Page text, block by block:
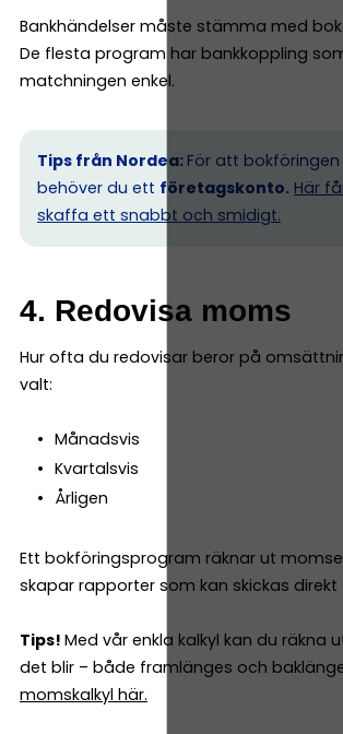
Bankhändelser måste stämma med
De flesta program har bankkoppling
matchningen enkel.
Tips från Nordea: För att
behöver du ett företagskonto. Här
skaffa ett snabbt och smidigt.
4. Redovisa moms
Hur ofta du redovisar beror på
valt:
Månadsvis
Kvartalsvis
Årligen
Ett bokföringsprogram räknar ut
skapar rapporter som kan skickas direkt
Tips! Med vår enkla kalkyl kan du räkna
det blir – både framlänges och
momskalkyl här.